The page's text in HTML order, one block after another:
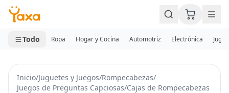
MINI CARRITO
0 productos
Todo Ropa Hogar y Cocina Automotriz Electrónica
Inicio/Juguetes y Juegos/Rompecabezas/
Juegos de Preguntas Capciosas/Cajas de Rompecabezas